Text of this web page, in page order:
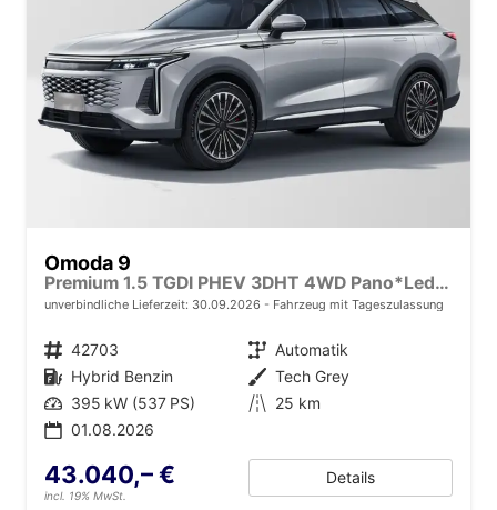
Omoda 9
Premium 1.5 TGDI PHEV 3DHT 4WD Pano*Leder*540°Kamera*Android Auto*Navi*SHZ*20"
unverbindliche Lieferzeit: 30.09.2026 Fahrzeug mit Tageszulassung
Fahrzeugnr. 42703 Getriebe Automatik
Kraftstoff Hybrid Benzin Außenfarbe Tech Grey
Leistung 395 kW (537 PS) Kilometerstand 25 km
01.08.2026
43.040,– €
incl. 19% MwSt.
Details